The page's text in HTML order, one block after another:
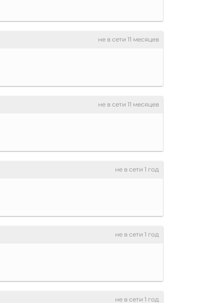
не в сети 11 месяцев
не в сети 11 месяцев
не в сети 1 год
не в сети 1 год
не в сети 1 год